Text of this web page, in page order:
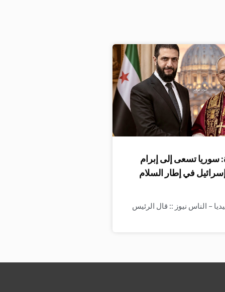
سوريا تسعى إلى إبرام
في إطار السلام
– الناس نيوز :: قال الرئيس